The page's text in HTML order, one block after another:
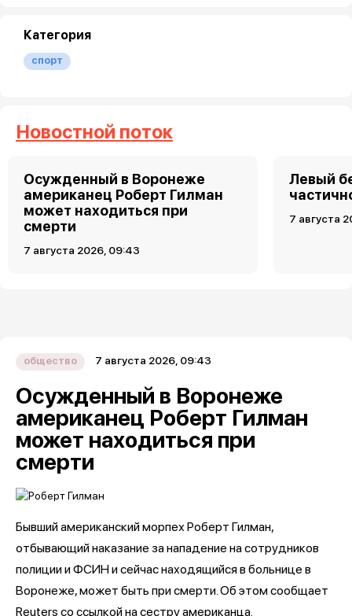
Категория
спорт
Новостной поток
Осужденный в Воронеже
американец Роберт Гилман
может находиться при
смерти
7 августа 2026, 09:43
Левый
7 августа
общество 7 августа 2026, 09:43
Осужденный в Воронеже
американец Роберт Гилман
может находиться при
смерти
Бывший американский морпех Роберт Гилман,
отбывающий наказание за нападение на сотрудников
полиции и ФСИН и сейчас находящийся в больнице в
Воронеже, может быть при смерти. Об этом сообщает
Reuters со ссылкой на сестру американца.